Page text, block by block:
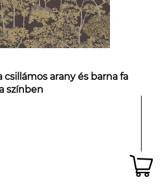
arany és barna fa
színben